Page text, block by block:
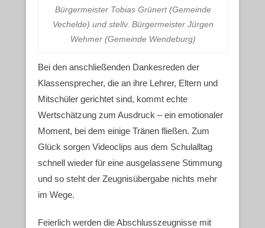
Bürgermeister Tobias Grünert (Gemeinde
Vechelde) und stellv. Bürgermeister Jürgen
Wehmer (Gemeinde Wendeburg)
Bei den anschließenden Dankesreden der
Klassensprecher, die an ihre Lehrer, Eltern und
Mitschüler gerichtet sind, kommt echte
Wertschätzung zum Ausdruck – ein emotionaler
Moment, bei dem einige Tränen fließen. Zum
Glück sorgen Videoclips aus dem Schulalltag
schnell wieder für eine ausgelassene Stimmung
und so steht der Zeugnisübergabe nichts mehr
im Wege.
Feierlich werden die Abschlusszeugnisse mit